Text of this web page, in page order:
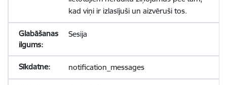
kad viņi ir izlasījuši un aizvēruši tos.
Sesija
notification_messages